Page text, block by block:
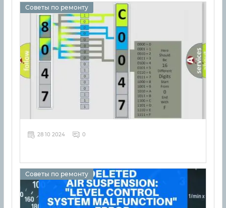
Советы по ремонту
28 10 2024 0
Советы по ремонту